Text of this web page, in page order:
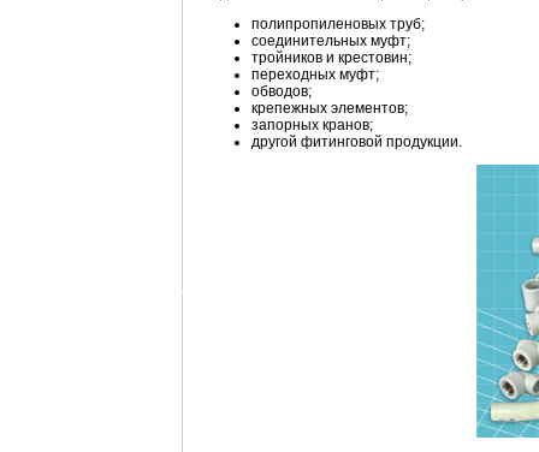
полипропиленовых труб;
соединительных муфт;
тройников и крестовин;
переходных муфт;
обводов;
крепежных элементов;
запорных кранов;
другой фитинговой продукции.